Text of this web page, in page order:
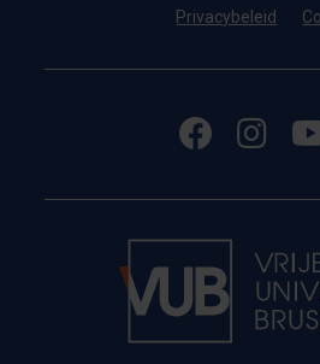
Privacybeleid